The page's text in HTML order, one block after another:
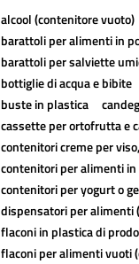
alcool (contenitore vuoto)
barattoli per alimenti in
barattoli per salviette
bottiglie di acqua e bibite
buste in plastica
cassette per ortofrutta e
contenitori creme per
contenitori per alimenti in
contenitori per yogurt o
dispensatori per alimenti
flaconi in plastica di
flaconi per alimenti vuoti